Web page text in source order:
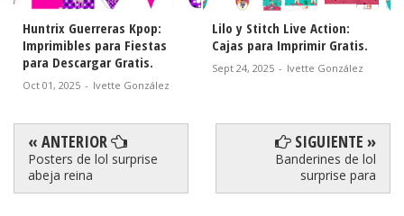
Huntrix Guerreras Kpop:
Imprimibles para Fiestas
para Descargar Gratis.
Oct 01, 2025 - Ivette González
Lilo y Stitch Live Action:
Cajas para Imprimir Gratis.
Sept 24, 2025 - Ivette González
« ANTERIOR
Posters de lol surprise
abeja reina
SIGUIENTE »
Banderines de lol
surprise para